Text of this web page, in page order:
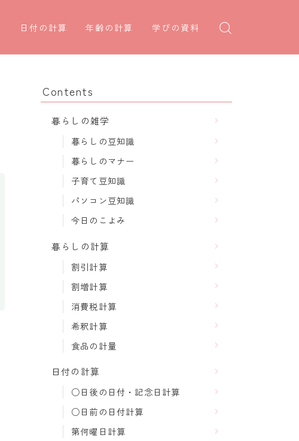
日付の計算
○日後の日付・記念日計算
四十九日法要計算
年齢の計算
年齢・干支計算
長寿祝い計算
学びの資料
学年早見表
Contents
暮らしの雑学
暮らしの豆知識
暮らしのマナー
子育て豆知識
パソコン豆知識
今日のこよみ
暮らしの計算
割引計算
割増計算
消費税計算
希釈計算
食品の計量
日付の計算
○日後の日付・記念日計算
○日前の日付計算
第何曜日計算